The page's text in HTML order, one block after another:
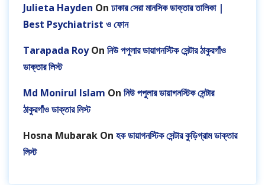
Julieta Hayden On ঢাকার সেরা মানসিক ডাক্তার তালিকা |
Best Psychiatrist ও ফোন
Tarapada RoyOn নিউ পপুলার ডায়াগনস্টিক সেন্টার ঠাকুরগাঁও
ডাক্তার লিস্ট
Md Monirul Islam On নিউ পপুলার ডায়াগনস্টিক সেন্টার
ঠাকুরগাঁও ডাক্তার লিস্ট
Hosna Mubarak On হক ডায়াগনস্টিক সেন্টার কুড়িগ্রাম ডাক্তার
লিস্ট